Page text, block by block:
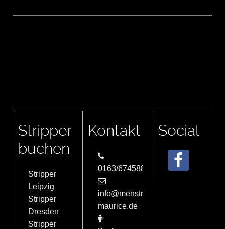
Stripper
buchen
Stripper
Leipzig
Stripper
Dresden
Stripper
Kontakt
0163/6745884
info@menstrip-
maurice.de
Social